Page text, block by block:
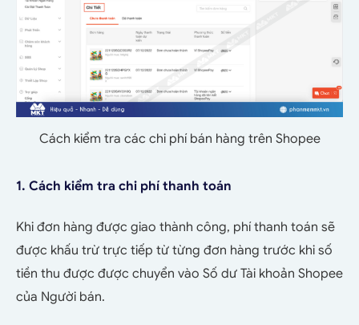
Cách kiểm tra các chi phí bán hàng trên Shopee
1. Cách kiểm tra chi phí thanh toán
Khi đơn hàng được giao thành công, phí thanh toán sẽ
được khấu trừ trực tiếp từ từng đơn hàng trước khi số
tiền thu được được chuyển vào Số dư Tài khoản Shopee
của Người bán.